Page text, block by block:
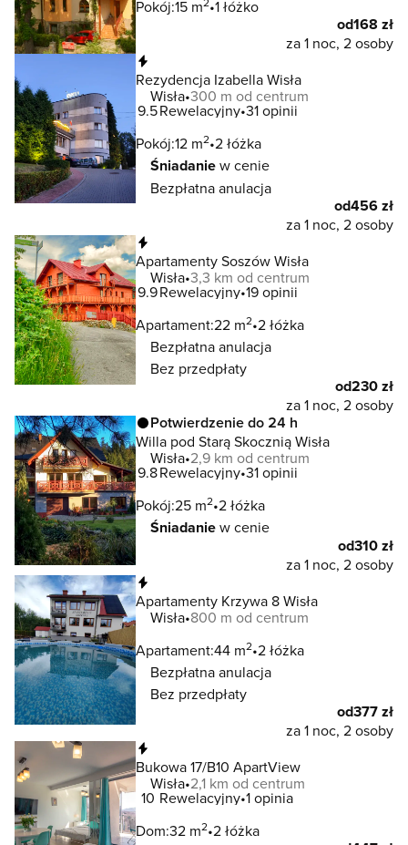
Pokój:15 m 1 łóżko
od168 zł
za 1 noc, 2 osoby
Rezydencja Izabella Wisła
Wisła 300 m od centrum
9.5Rewelacyjny 31 opinii
Pokój:12 m2 2 łóżka
Śniadaniew cenie
Bezpłatna anulacja
od456 zł
za 1 noc, 2 osoby
Apartamenty Soszów Wisła
Wisła 3,3 km od centrum
9.9Rewelacyjny 19 opinii
Apartament:22 m2 2 łóżka
Bezpłatna anulacja
Bez przedpłaty
od230 zł
za 1 noc, 2 osoby
Potwierdzenie do 24 h
Willa pod Starą Skocznią Wisła
Wisła 2,9 km od centrum
9.8Rewelacyjny 31 opinii
Pokój:25 m2 2 łóżka
Śniadaniew cenie
od310 zł
za 1 noc, 2 osoby
Apartamenty Krzywa 8 Wisła
Wisła 800 m od centrum
Apartament:44 m2 2 łóżka
Bezpłatna anulacja
Bez przedpłaty
od377 zł
za 1 noc, 2 osoby
Bukowa 17/B10 ApartView
Wisła 2,1 km od centrum
10 Rewelacyjny 1 opinia
Dom:32 m2 2 łóżka